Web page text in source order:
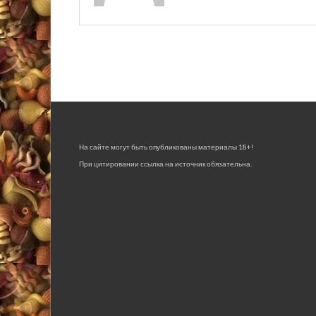
На сайте могут быть опубликованы материалы 18+!
При цитировании ссылка на источник обязательна.